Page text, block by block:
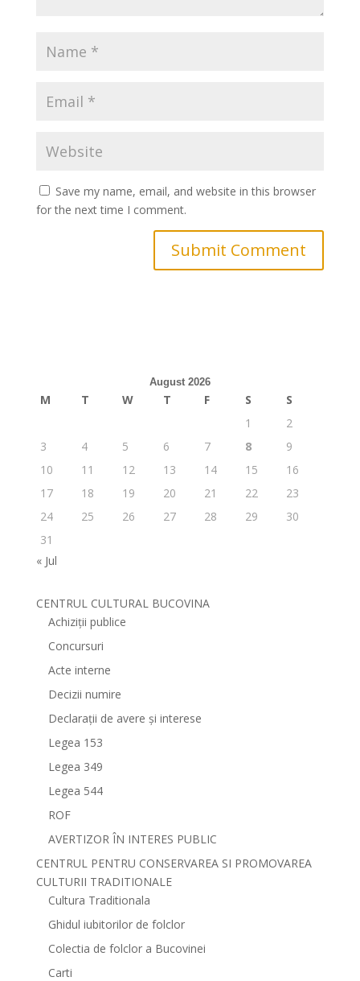
Save my name, email, and website in this browser
for the next time I comment.
August 2026
M T W T F S
S
1
2
3
4 5 6 7 8
9
10
11 12 13 14 15
16
17
18 19 20 21 22
23
24
25 26 27 28 29
30
31
« Jul
CENTRUL CULTURAL BUCOVINA
Achiziții publice
Concursuri
Acte interne
Decizii numire
Declarații de avere și interese
Legea 153
Legea 349
Legea 544
ROF
AVERTIZOR ÎN INTERES PUBLIC
CENTRUL PENTRU CONSERVAREA SI PROMOVAREA
CULTURII TRADITIONALE
Cultura Traditionala
Ghidul iubitorilor de folclor
Colectia de folclor a Bucovinei
Carti